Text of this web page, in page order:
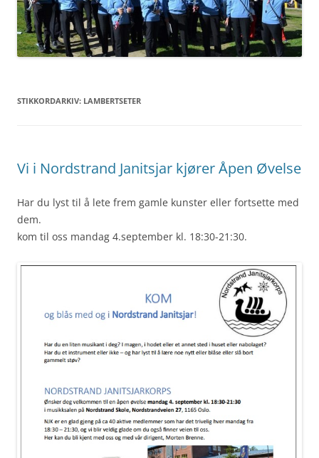
STIKKORDARKIV: LAMBERTSETER
Vi i Nordstrand Janitsjar kjører Åpen Øvelse
Har du lyst til å lete frem gamle kunster eller fortsette med
dem.
kom til oss mandag 4.september kl. 18:30-21:30.